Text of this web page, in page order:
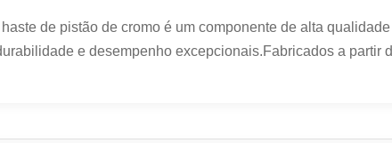
de pistão de cromo é um componente de alta
e desempenho excepcionais.Fabricados a partir